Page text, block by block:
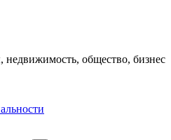
общество, бизнес